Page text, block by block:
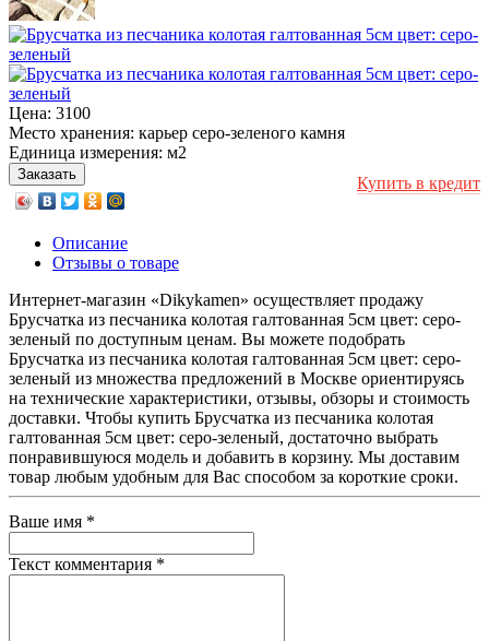
Цена: 3100
Место хранения: карьер серо-зеленого камня
Единица измерения: м2
Купить в кредит
Описание
Отзывы о товаре
Интернет-магазин «Dikykamen» осуществляет продажу
Брусчатка из песчаника колотая галтованная 5см цвет: серо-
зеленый по доступным ценам. Вы можете подобрать
Брусчатка из песчаника колотая галтованная 5см цвет: серо-
зеленый из множества предложений в Москве ориентируясь
на технические характеристики, отзывы, обзоры и стоимость
доставки. Чтобы купить Брусчатка из песчаника колотая
галтованная 5см цвет: серо-зеленый, достаточно выбрать
понравившуюся модель и добавить в корзину. Мы доставим
товар любым удобным для Вас способом за короткие сроки.
Ваше имя *
Текст комментария *